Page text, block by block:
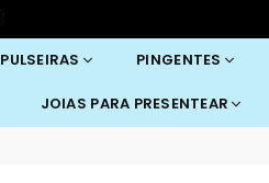
PULSEIRAS PINGENTES
JOIAS PARA PRESENTEAR